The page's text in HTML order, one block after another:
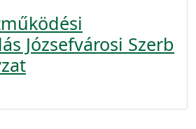
Józsefvárosi Szerb